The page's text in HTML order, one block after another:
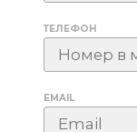
ТЕЛЕФОН
EMAIL